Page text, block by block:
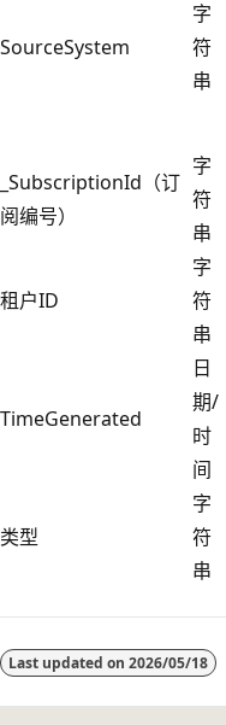
SourceSystem
字
符
串
_SubscriptionId（订
阅编号）
字
符
串
租户ID
字
符
串
TimeGenerated
日
期/
时
间
类型
字
符
串
模
式
Last updated on 2026/05/18